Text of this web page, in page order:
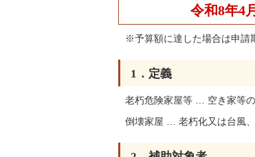
令和8年4
※予算額に達した場合は申請
1．定義
老朽危険家屋等 … 空き家等
倒壊家屋 … 老朽化又は台風